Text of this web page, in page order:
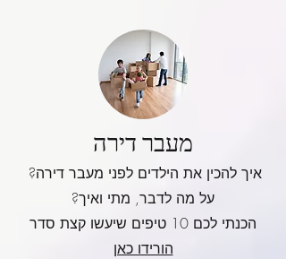
מעבר דירה
איך להכין את הילדים לפני מעבר דירה?
על מה לדבר, מתי ואיך?
הכנתי לכם 10 טיפים שיעשו קצת סדר
הורידו כאן